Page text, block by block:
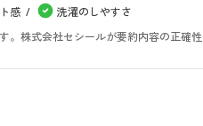
感
洗濯のしやすさ
株式会社セシールが要約内容の正確